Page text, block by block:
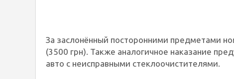
За заслонённый посторонними предметами
(3500 грн). Также аналогичное наказание
авто с неисправными стеклоочистителями.